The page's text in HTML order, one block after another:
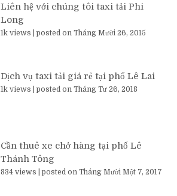
Liên hệ với chúng tôi taxi tải Phi
Long
1k views posted on Tháng Mười 26, 2015
Dịch vụ taxi tải giá rẻ tại phố Lê Lai
1k views posted on Tháng Tư 26, 2018
Cần thuê xe chở hàng tại phố Lê
Thánh Tông
834 views posted on Tháng Mười Một 7, 2017